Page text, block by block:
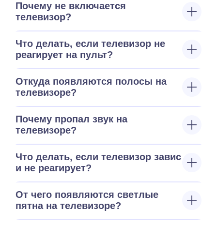
Почему не включается
телевизор?
Что делать, если телевизор не
реагирует на пульт?
Откуда появляются полосы на
телевизоре?
Почему пропал звук на
телевизоре?
Что делать, если телевизор завис
и не реагирует?
От чего появляются светлые
пятна на телевизоре?